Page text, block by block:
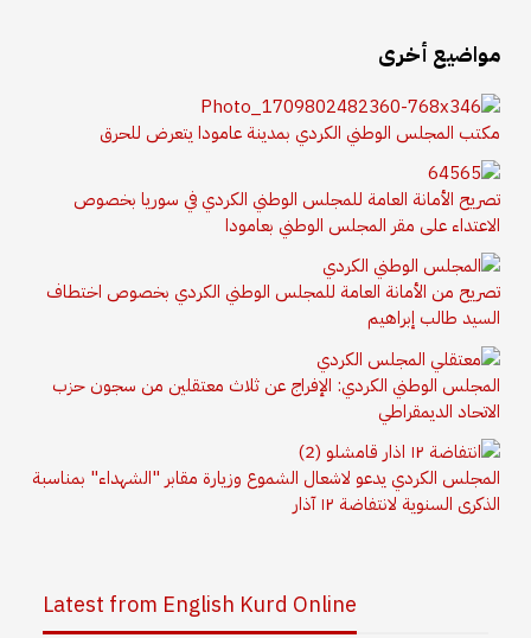
مواضيع أخرى
مكتب المجلس الوطني الكردي بمدينة عامودا يتعرض للحرق
تصريح الأمانة العامة للمجلس الوطني الكردي في سوريا بخصوص
الاعتداء على مقر المجلس الوطني بعامودا
تصريح من الأمانة العامة للمجلس الوطني الكردي بخصوص اختطاف
السيد طالب إبراهيم
المجلس الوطني الكردي: الإفراج عن ثلاث معتقلين من سجون حزب
الاتحاد الديمقراطي
المجلس الكردي يدعو لاشعال الشموع وزيارة مقابر "الشهداء" بمناسبة
الذكرى السنوية لانتفاضة ١٢ آذار
Latest from English Kurd Online